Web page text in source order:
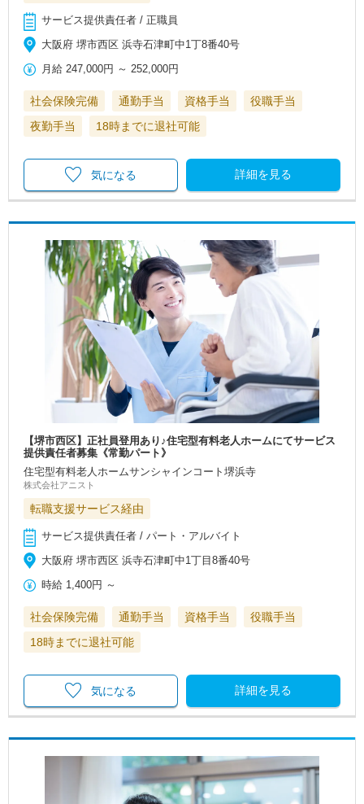
サービス提供責任者 / 正職員
大阪府 堺市西区 浜寺石津町中1丁8番40号
月給 247,000円 ～ 252,000円
社会保険完備 通勤手当 資格手当
役職手当
夜勤手当
18時までに退社可能
詳細を見る
気になる
【堺市西区】正社員登用あり♪住宅型有料老人ホームにてサービス
提供責任者募集《常勤パート》
住宅型有料老人ホームサンシャインコート堺浜寺
株式会社アニスト
転職支援サービス経由
サービス提供責任者 / パート・アルバイト
大阪府 堺市西区 浜寺石津町中1丁目8番40号
時給 1,400円 ～
社会保険完備 通勤手当 資格手当
役職手当
18時までに退社可能
詳細を見る
気になる